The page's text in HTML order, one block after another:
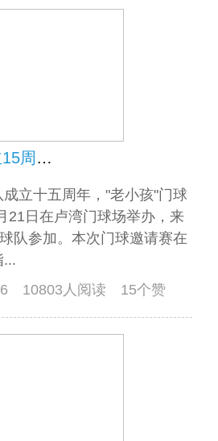
老小孩门球队成立15周年邀请赛圆满落幕
立十五周年，"老小孩"门球
21日在卢湾门球场举办，来
队参加。本次门球邀请赛在
...
10803人阅读 15个赞